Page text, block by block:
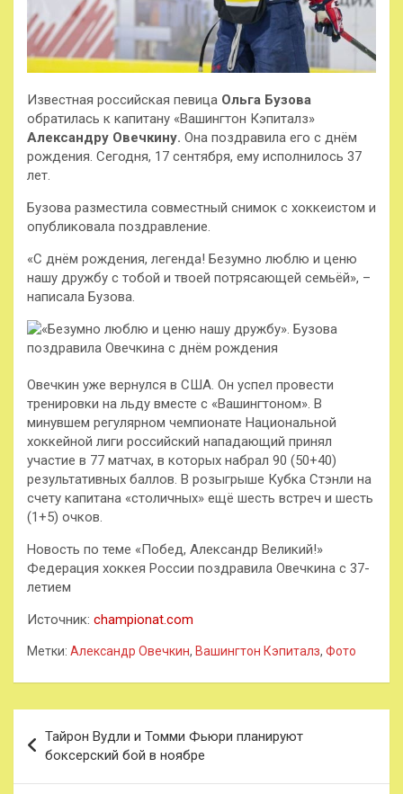
Известная российская певица Ольга Бузова
обратилась к капитану «Вашингтон Кэпиталз»
Александру Овечкину. Она поздравила его с днём
рождения. Сегодня, 17 сентября, ему исполнилось 37
лет.
Бузова разместила совместный снимок с хоккеистом и
опубликовала поздравление.
«С днём рождения, легенда! Безумно люблю и ценю
нашу дружбу с тобой и твоей потрясающей семьёй», –
написала Бузова.
Овечкин уже вернулся в США. Он успел провести
тренировки на льду вместе с «Вашингтоном». В
минувшем регулярном чемпионате Национальной
хоккейной лиги российский нападающий принял
участие в 77 матчах, в которых набрал 90 (50+40)
результативных баллов. В розыгрыше Кубка Стэнли на
счету капитана «столичных» ещё шесть встреч и шесть
(1+5) очков.
Новость по теме «Побед, Александр Великий!»
Федерация хоккея России поздравила Овечкина с 37-
летием
Источник: championat.com
Метки: Александр Овечкин, Вашингтон Кэпиталз, Фото
по
записям
Тайрон Вудли и Томми Фьюри планируют
боксерский бой в ноябре